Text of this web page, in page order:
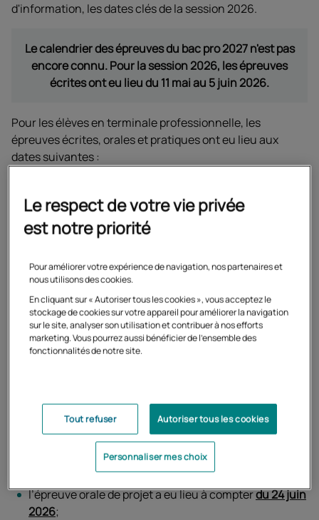
d'information, les dates clés de la session 2026.
Le calendrier des épreuves du bac pro 2027 n'est pas
encore connu. Pour la session 2026, les épreuves
écrites ont eu lieu du 11 mai au 5 juin 2026.
Pour les élèves en terminale professionnelle, les
épreuves écrites, orales et pratiques ont eu lieu aux
dates suivantes :
informatique ont eu lieudu 11 mai au 22 mai 2026
l'épreuve de langue vivante B a eu lieu le 20 mai 2026
l'épreuve de langue vivante A a eu lieu le21 mai2026 ;
géographie et d'enseignement moral et civique ont eu
lieu le28 mai2026 ;
les épreuves écrites d’arts appliqués et cultures
l'épreuve écrite de prévention, santé et
environnement a eu lieu le 1ᵉʳ juin 2026;
Les épreuves pratiques et orales du baccalauréat
professionnel se déroulent selon le calendrier de
chaque spécialité;
l’épreuve orale de projet a eu lieu à compterdu 24 juin
2026;
Le respect de votre vie privée
est notre priorité
Pour améliorer votre expérience de navigation, nos partenaires et
nous utilisons des cookies.
En cliquant sur « Autoriser tous les cookies », vous acceptez le
stockage de cookies sur votre appareil pour améliorer la navigation
sur le site, analyser son utilisation et contribuer à nos efforts
marketing. Vous pourrez aussi bénéficier de l'ensemble des
fonctionnalités de notre site.
Tout refuser Autoriser tous les cookies
Personnaliser mes choix